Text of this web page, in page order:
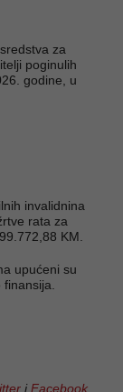
za
poginulih
godine, u
invalidnina
rata za
KM.
upućeni su
iFacebook